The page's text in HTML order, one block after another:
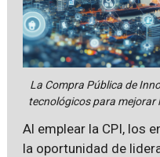
La Compra Pública de
tecnológicos para mejorar
Al emplear la CPI, los
la oportunidad de